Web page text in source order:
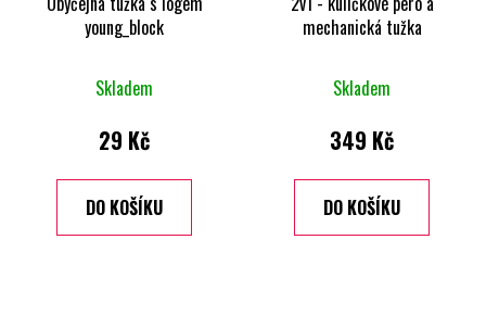
young_block
Skladem
29 Kč
DO KOŠÍKU
mechanická tužka
Skladem
349 Kč
DO KOŠÍKU